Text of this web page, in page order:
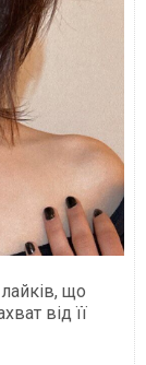
що
від її